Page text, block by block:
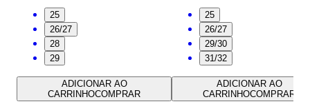
25
26/27
28
29
ADICIONAR AO
CARRINHOCOMPRAR
25
26/27
29/30
31/32
ADICIONAR AO
CARRINHOCOMPRAR